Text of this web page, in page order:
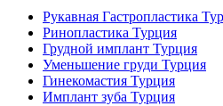
Рукавная Гастропластика
Ринопластика Турция
Грудной имплант Турция
Уменьшение груди Турция
Гинекомастия Турция
Имплант зуба Турция